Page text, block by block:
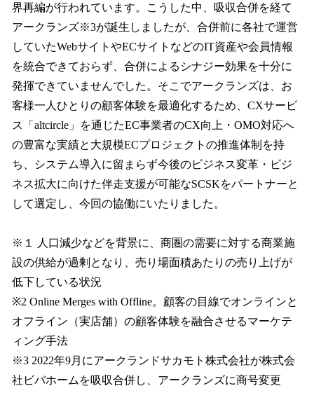
界再編が行われています。こうした中、吸収合併を経て
アークランズ※3が誕生しましたが、合併前に各社で運営
していたWebサイトやECサイトなどのIT資産や会員情報
を統合できておらず、合併によるシナジー効果を十分に
発揮できていませんでした。そこでアークランズは、お
客様一人ひとりの顧客体験を最適化するため、CXサービ
ス「altcircle」を通じたEC事業者のCX向上・OMO対応へ
の豊富な実績と大規模ECプロジェクトの推進体制を持
ち、システム導入に留まらず今後のビジネス変革・ビジ
ネス拡大に向けた伴走支援が可能なSCSKをパートナーと
して選定し、今回の協働にいたりました。
※１ 人口減少などを背景に、商圏の需要に対する商業施
設の供給が過剰となり、売り場面積あたりの売り上げが
低下している状況
※2 Online Merges with Offline。顧客の目線でオンラインと
オフライン（実店舗）の顧客体験を融合させるマーケテ
ィング手法
※3 2022年9月にアークランドサカモト株式会社が株式会
社ビバホームを吸収合併し、アークランズに商号変更